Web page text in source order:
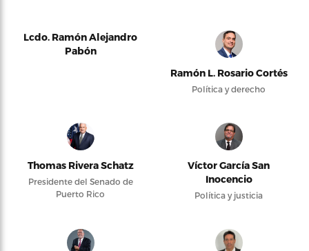
Lcdo. Ramón Alejandro
Pabón
Ramón L. Rosario Cortés
Política y derecho
Thomas Rivera Schatz
Presidente del Senado de
Puerto Rico
Víctor García San
Inocencio
Política y justicia